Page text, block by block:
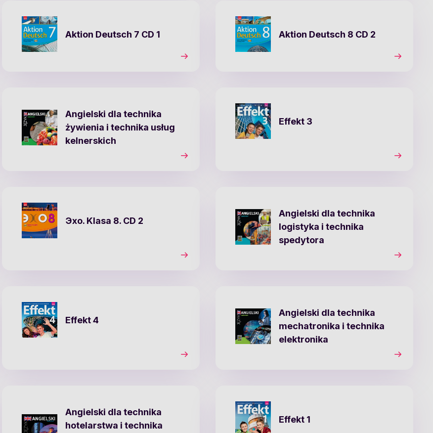
Aktion Deutsch 7 CD 1 Aktion Deutsch 8 CD 2
Angielski dla technika
żywienia i technika usług
kelnerskich
Effekt 3
Эхо. Klasa 8. CD 2
Angielski dla technika
logistyka i technika
spedytora
Effekt 4
Angielski dla technika
mechatronika i technika
elektronika
Angielski dla technika
hotelarstwa i technika
Effekt 1